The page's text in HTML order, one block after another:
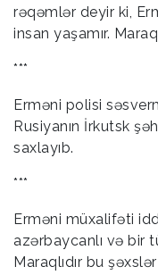
rəqəmlər deyir ki,
insan yaşamır.
***
Erməni polisi
Rusiyanın İrkutsk
saxlayıb.
***
Erməni müxalifəti
azərbaycanlı və bir
Maraqlıdır bu